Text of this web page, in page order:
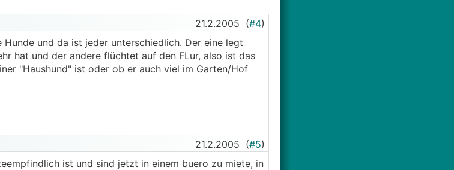
21.2.2005 (#4)
und da ist jeder unterschiedlich. Der eine legt
hat und der andere flüchtet auf den FLur, also ist das
"Haushund" ist oder ob er auch viel im Garten/Hof
21.2.2005 (#5)
ist und sind jetzt in einem buero zu miete, in